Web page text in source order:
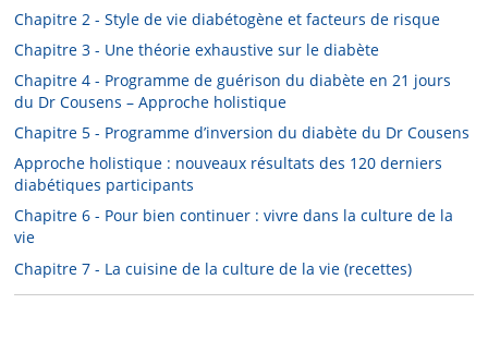
Chapitre 2 - Style de vie diabétogène et facteurs de risque
Chapitre 3 - Une théorie exhaustive sur le diabète
Chapitre 4 - Programme de guérison du diabète en 21 jours
du Dr Cousens – Approche holistique
Chapitre 5 - Programme d’inversion du diabète du Dr Cousens
Approche holistique : nouveaux résultats des 120 derniers
diabétiques participants
Chapitre 6 - Pour bien continuer : vivre dans la culture de la
vie
Chapitre 7 - La cuisine de la culture de la vie (recettes)